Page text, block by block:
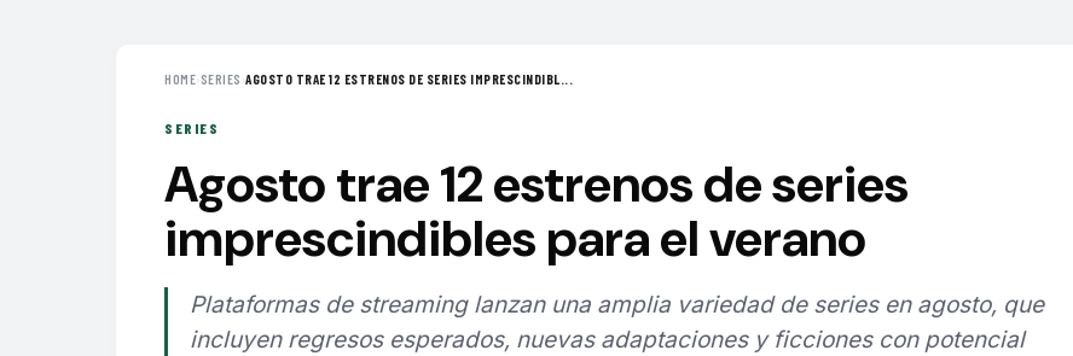
HOME› SERIES ›AGOSTO TRAE 12 ESTRENOS DE SERIES IMPRESCINDIBL...
SERIES
Agosto trae 12 estrenos de series
imprescindibles para el verano
Plataformas de streaming lanzan una amplia variedad de series en agosto, que
incluyen regresos esperados, nuevas adaptaciones y ficciones con potencial